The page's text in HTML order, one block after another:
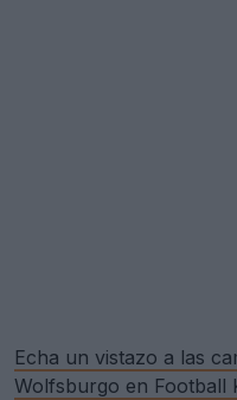
Echa un vistazo a las
Wolfsburgo en Football